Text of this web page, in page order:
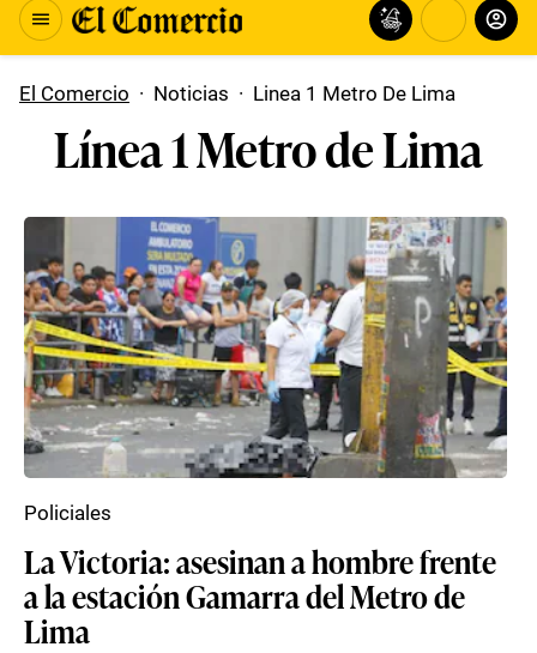
El Comercio · Noticias · Linea 1 Metro De Lima
Línea 1 Metro de Lima
La Victoria: asesinan a hombre frente
a la estación Gamarra del Metro de
Lima
Policiales